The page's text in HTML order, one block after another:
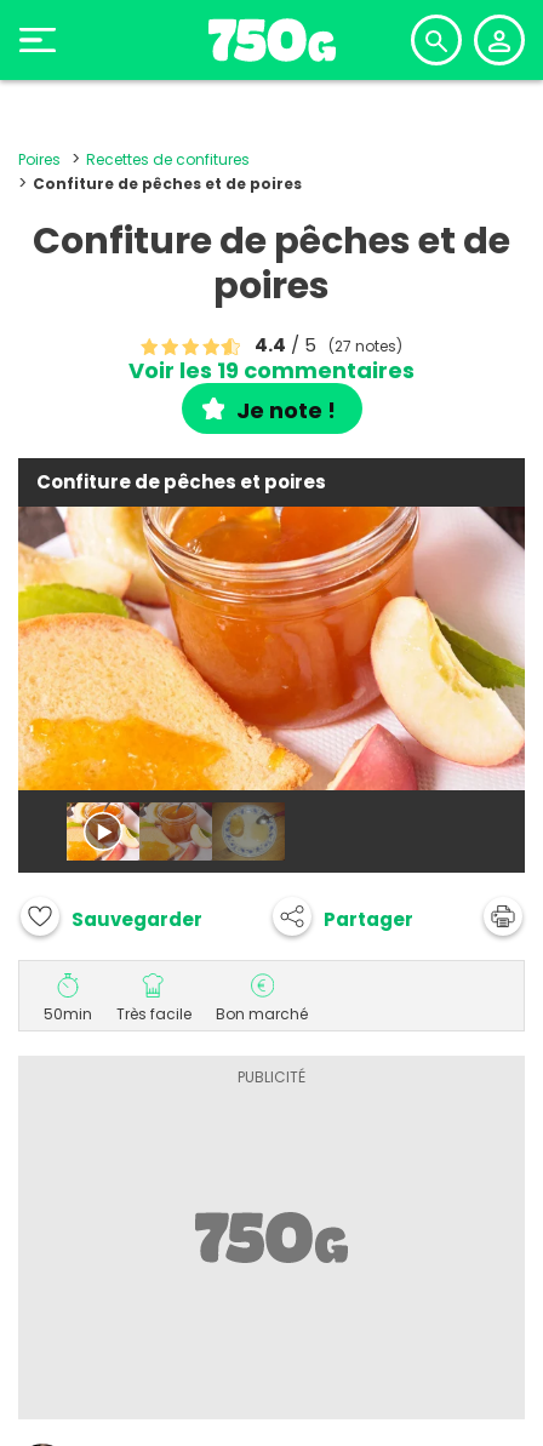
Poires
Recettes de confitures
Confiture de pêches et de poires
Confiture de pêches et de
poires
4.4 / 5 (27 notes)
Voir les 19 commentaires
Je note !
Confiture de pêches et poires
Sauvegarder Partager
50min Très facile Bon marché